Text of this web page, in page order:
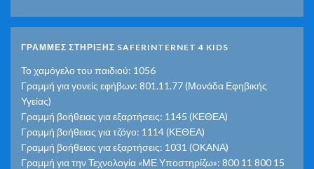
ΓΡΑΜΜΕΣ ΣΤΗΡΙΞΗΣ SAFERINTERNET 4 KIDS
Το χαμόγελο του παιδιού: 1056
Γραμμή για γονείς εφήβων: 801.11.77 (Μονάδα Εφηβικής
Υγείας)
Γραμμή βοήθειας για εξαρτήσεις: 1145 (ΚΕΘΕΑ)
Γραμμή βοήθειας για τζόγο: 1114 (ΚΕΘΕΑ)
Γραμμή βοήθειας για εξαρτήσεις: 1031 (ΟΚΑΝΑ)
Γραμμή για την Τεχνολογία «ΜΕ Υποστηρίζω»: 800 11 800 15